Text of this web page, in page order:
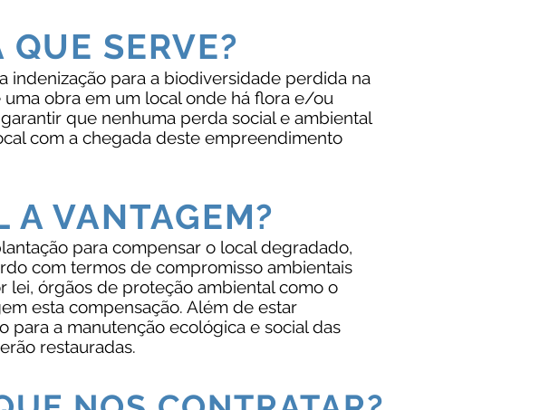
QUE SERVE?
indenização para a biodiversidade perdida na
uma obra em um local onde há flora e/ou
que nenhuma perda social e ambiental
com a chegada deste empreendimento
A VANTAGEM?
para compensar o local degradado,
com termos de compromisso ambientais
lei, órgãos de proteção ambiental como o
esta compensação. Além de estar
para a manutenção ecológica e social das
restauradas.